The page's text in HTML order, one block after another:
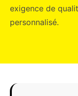
exigence de
personnalisé.